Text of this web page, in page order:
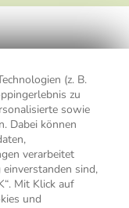
(z. B.
zu
sowie
Dabei können
verarbeitet
sind,
Mit Klick auf
und
hat. Diese
für Werbezwecke
widerrufen, indem ich
anklicke oder die
Die
AGB